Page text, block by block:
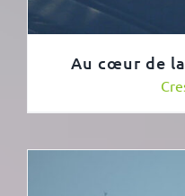
Au cœur de